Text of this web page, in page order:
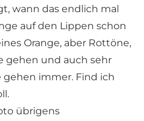
wann das endlich mal
auf den Lippen schon
Orange, aber Rottöne,
gehen und auch sehr
gehen immer. Find ich
übrigens